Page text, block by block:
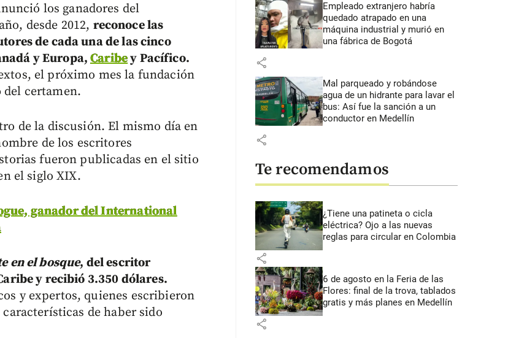
los ganadores del
desde 2012, reconoce las
de cada una de las cinco
y Europa,Caribey Pacífico.
el próximo mes la fundación
del certamen.
de la discusión. El mismo día en
de los escritores
fueron publicadas en el sitio
el siglo XIX.
ganador del International
en el bosque, del escritor
y recibió 3.350 dólares.
y expertos, quienes escribieron
de haber sido
Empleado extranjero habría
quedado atrapado en una
máquina industrial y murió en
una fábrica de Bogotá
share
Mal parqueado y robándose
agua de un hidrante para lavar el
bus: Así fue la sanción a un
conductor en Medellín
share
Te recomendamos
¿Tiene una patineta o cicla
eléctrica? Ojo a las nuevas
reglas para circular en Colombia
share
6 de agosto en la Feria de las
Flores: final de la trova, tablados
gratis y más planes en Medellín
share